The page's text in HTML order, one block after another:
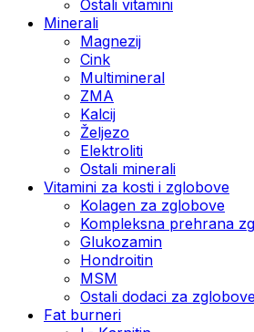
Ostali vitamini
Minerali
Magnezij
Cink
Multimineral
ZMA
Kalcij
Željezo
Elektroliti
Ostali minerali
Vitamini za kosti i zglobove
Kolagen za zglobove
Kompleksna prehrana
Glukozamin
Hondroitin
MSM
Ostali dodaci za
Fat burneri